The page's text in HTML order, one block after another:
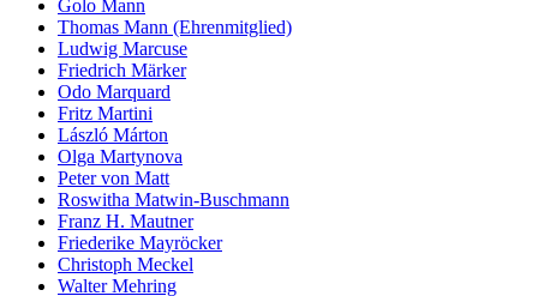
Golo Mann
Thomas Mann (Ehrenmitglied)
Ludwig Marcuse
Friedrich Märker
Odo Marquard
Fritz Martini
László Márton
Olga Martynova
Peter von Matt
Roswitha Matwin-Buschmann
Franz H. Mautner
Friederike Mayröcker
Christoph Meckel
Walter Mehring